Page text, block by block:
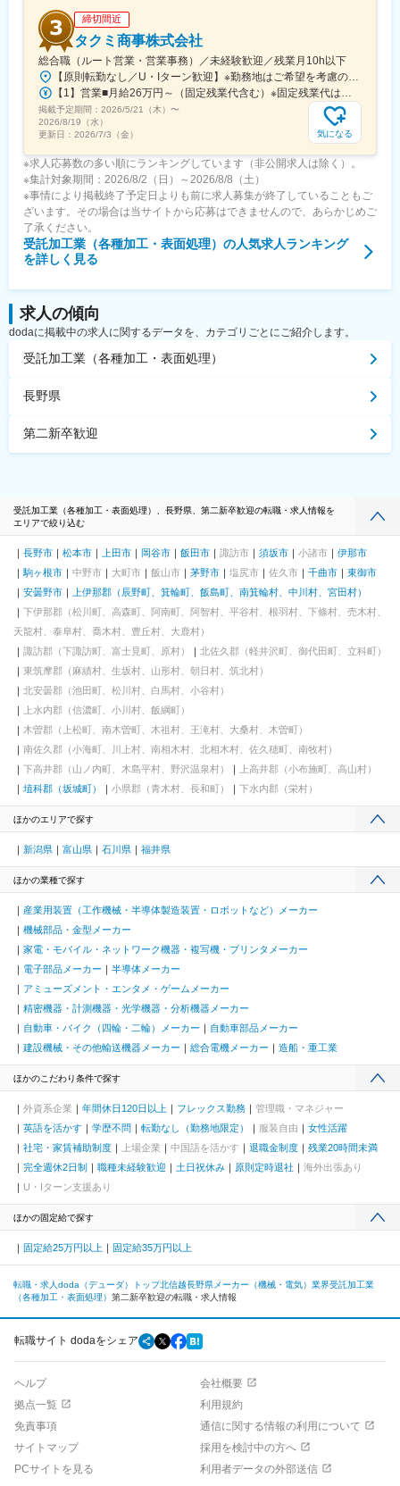
締切間近
タクミ商事株式会社
総合職（ルート営業・営業事務）／未経験歓迎／残業月10h以下
掲載予定期間： 2026/5/21（木） 〜
2026/8/19（水）
更新日： 2026/7/3（金） 気になる
※求人応募数の多い順にランキングしています（非公開求人は除く）。
※集計対象期間：2026/8/2（日）～2026/8/8（土）
※事情により掲載終了予定日よりも前に求人募集が終了していることもご
ざいます。その場合は当サイトから応募はできませんので、あらかじめご
了承ください。
受託加工業（各種加工・表面処理） の人気求人ランキング
を詳しく見る
求人の傾向
dodaに掲載中の求人に関するデータを、カテゴリごとにご紹介します。
受託加工業（各種加工・表面処理）
長野県
第二新卒歓迎
受託加工業（各種加工・表面処理）、長野県、第二新卒歓迎の転職・求人情報を
エリアで絞り込む
長野市 松本市 上田市 岡谷市 飯田市 諏訪市 須坂市 小諸市
伊那市
駒ヶ根市
中野市 大町市 飯山市 茅野市 塩尻市 佐久市 千曲市
東御市
安曇野市
上伊那郡（辰野町、箕輪町、飯島町、南箕輪村、中川村、宮田村）
下伊那郡（松川町、高森町、阿南町、阿智村、平谷村、根羽村、下條村、売木村、
天龍村、泰阜村、喬木村、豊丘村、大鹿村）
諏訪郡（下諏訪町、富士見町、原村）
北佐久郡（軽井沢町、御代田町、立科町）
東筑摩郡（麻績村、生坂村、山形村、朝日村、筑北村）
北安曇郡（池田町、松川村、白馬村、小谷村）
上水内郡（信濃町、小川村、飯綱町）
木曽郡（上松町、南木曽町、木祖村、王滝村、大桑村、木曽町）
南佐久郡（小海町、川上村、南相木村、北相木村、佐久穂町、南牧村）
下高井郡（山ノ内町、木島平村、野沢温泉村）
上高井郡（小布施町、高山村）
埴科郡（坂城町）
小県郡（青木村、長和町） 下水内郡（栄村）
ほかのエリアで探す
新潟県 富山県 石川県 福井県
ほかの業種で探す
産業用装置（工作機械・半導体製造装置・ロボットなど）メーカー
機械部品・金型メーカー
家電・モバイル・ネットワーク機器・複写機・プリンタメーカー
電子部品メーカー
半導体メーカー
アミューズメント・エンタメ・ゲームメーカー
精密機器・計測機器・光学機器・分析機器メーカー
自動車・バイク（四輪・二輪）メーカー
自動車部品メーカー
建設機械・その他輸送機器メーカー
総合電機メーカー 造船・重工業
ほかのこだわり条件で探す
外資系企業 年間休日120日以上 フレックス勤務
管理職・マネジャー
英語を活かす
学歴不問 転勤なし（勤務地限定） 服装自由
女性活躍
社宅・家賃補助制度
上場企業 中国語を活かす 退職金制度
残業20時間未満
完全週休2日制
職種未経験歓迎 土日祝休み 原則定時退社
海外出張あり
U・Iターン支援あり
ほかの固定給で探す
固定給25万円以上 固定給35万円以上
転職・求人doda（デューダ）トップ北信越長野県 メーカー（機械・電気）業界受託加工業
（各種加工・表面処理） 第二新卒歓迎の転職・求人情報
転職サイト dodaをシェア
ヘルプ
会社概要
拠点一覧
利用規約
免責事項
通信に関する情報の利用について
サイトマップ
採用を検討中の方へ
PCサイトを見る
利用者データの外部送信